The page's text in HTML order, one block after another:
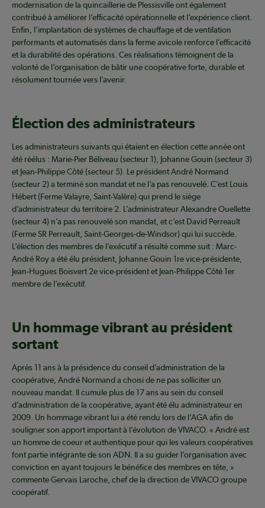
modernisation de la quincaillerie de Plessisville ont également
contribué à améliorer l’efficacité opérationnelle et l’expérience client.
Enfin, l’implantation de systèmes de chauffage et de ventilation
performants et automatisés dans la ferme avicole renforce l’efficacité
et la durabilité des opérations. Ces réalisations témoignent de la
volonté de l’organisation de bâtir une coopérative forte, durable et
résolument tournée vers l’avenir.
Élection des administrateurs
Les administrateurs suivants qui étaient en élection cette année ont
été réélus : Marie-Pier Béliveau (secteur 1), Johanne Gouin (secteur 3)
et Jean-Philippe Côté (secteur 5). Le président André Normand
(secteur 2) a terminé son mandat et ne l’a pas renouvelé. C’est Louis
Hébert (Ferme Valayre, Saint-Valère) qui prend le siège
d’administrateur du territoire 2. L’administrateur Alexandre Ouellette
(secteur 4) n’a pas renouvelé son mandat, et c’est David Perreault
(Ferme SR Perreault, Saint-Georges-de-Windsor) qui lui succède.
L’élection des membres de l’exécutif a résulté comme suit : Marc-
André Roy a été élu président, Johanne Gouin 1re vice-présidente,
Jean-Hugues Boisvert 2e vice-président et Jean-Philippe Côté 1er
membre de l’exécutif.
Un hommage vibrant au président
sortant
Après 11 ans à la présidence du conseil d’administration de la
coopérative, André Normand a choisi de ne pas solliciter un
nouveau mandat. Il cumule plus de 17 ans au sein du conseil
d’administration de la coopérative, ayant été élu administrateur en
2009. Un hommage vibrant lui a été rendu lors de l’AGA afin de
souligner son apport important à l’évolution de VIVACO. « André est
un homme de coeur et authentique pour qui les valeurs coopératives
font partie intégrante de son ADN. Il a su guider l’organisation avec
conviction en ayant toujours le bénéfice des membres en tête, »
commente Gervais Laroche, chef de la direction de VIVACO groupe
coopératif.